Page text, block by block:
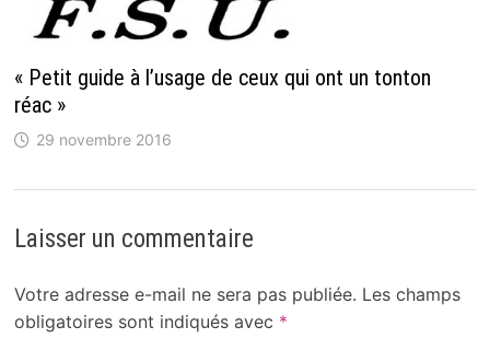
« Petit guide à l’usage de ceux qui ont un tonton
réac »
29 novembre 2016
Laisser un commentaire
Votre adresse e-mail ne sera pas publiée. Les champs
obligatoires sont indiqués avec *